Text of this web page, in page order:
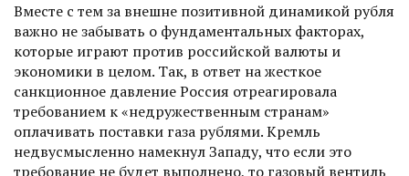
Вместе с тем за внешне позитивной динамикой рубля
важно не забывать о фундаментальных факторах,
которые играют против российской валюты и
экономики в целом. Так, в ответ на жесткое
санкционное давление Россия отреагировала
требованием к «недружественным странам»
оплачивать поставки газа рублями. Кремль
недвусмысленно намекнул Западу, что если это
требование не будет выполнено, то газовый вентиль